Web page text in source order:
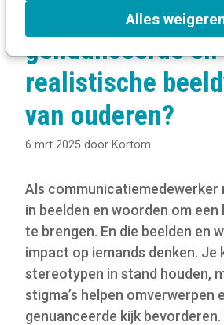
Alles
Hoe zorg je voor
genuanceerde en
realistische
van ouderen?
6 mrt 2025 door Kortom
Als communicatiemedewerker
in beelden en woorden om
te brengen. En die beelden en
impact op iemands denken. Je
stereotypen in stand houden,
stigma’s helpen omverwerpen
genuanceerde kijk